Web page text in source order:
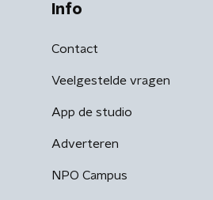
Info
Contact
Veelgestelde vragen
App de studio
Adverteren
NPO Campus